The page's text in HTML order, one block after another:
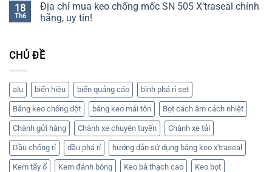
công
trình
lớn
Đừng
cung
cấp
này
mua
keo
X’traseal
hãng
bình
luận
ở
keo
thấm
MC
201
số
lượng
lớn
chính
hãng
18
Th6
Địa chỉ mua keo chống mốc SN 505 X’traseal chính
hãng, uy tín!
luận
mua
keo
chống
mốc
SN
505
X’traseal
chính
hãng,
uy
tín!
CHỦ ĐỀ
alu biển hiệu biển quảng cáo bình phá rỉ set
Băng keo chống dột băng keo mái tôn Bọt cách âm cách nhiệt
Chành gửi hàng Chành xe chuyên tuyến Chành xe tải
Dầu chống rỉ dầu phá rỉ hướng dẫn sử dụng băng keo x'traseal
Kem tẩy ố Kem đánh bóng Keo bả thạch cao Keo bọt